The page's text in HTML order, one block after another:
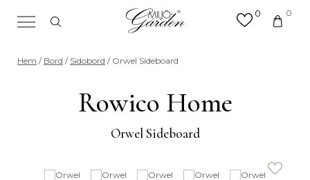
0 0
Sök efter valfri produkt eller
kategori
Hem / Bord / Sidobord / Orwel Sideboard
Rowico Home
Orwel Sideboard